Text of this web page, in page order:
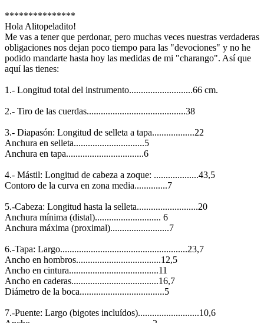
***************
Hola Alitopeladito!
Me vas a tener que perdonar, pero muchas veces nuestras verdaderas
obligaciones nos dejan poco tiempo para las "devociones" y no he
podido mandarte hasta hoy las medidas de mi "charango". Así que
aquí las tienes:
1.- Longitud total del instrumento...........................66 cm.
2.- Tiro de las cuerdas..........................................38
3.- Diapasón: Longitud de selleta a tapa..................22
Anchura en selleta..............................5
Anchura en tapa.................................6
4.- Mástil: Longitud de cabeza a zoque: ...................43,5
Contoro de la curva en zona media..............7
5.-Cabeza: Longitud hasta la selleta..........................20
Anchura mínima (distal)............................ 6
Anchura máxima (proximal).........................7
6.-Tapa: Largo......................................................23,7
Ancho en hombros....................................12,5
Ancho en cintura......................................11
Ancho en caderas.....................................16,7
Diámetro de la boca....................................5
7.-Puente: Largo (bigotes incluídos)..........................10,6